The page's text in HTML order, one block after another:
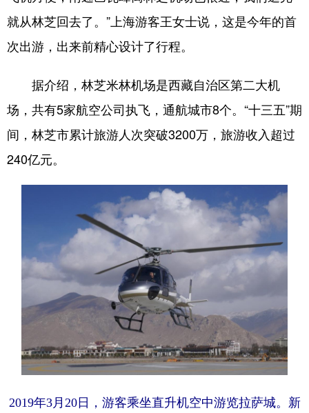
就从林芝回去了。”上海游客王女士说，这是今年的首
次出游，出来前精心设计了行程。
据介绍，林芝米林机场是西藏自治区第二大机
场，共有5家航空公司执飞，通航城市8个。“十三五”期
间，林芝市累计旅游人次突破3200万，旅游收入超过
240亿元。
2019年3月20日，游客乘坐直升机空中游览拉萨城。新